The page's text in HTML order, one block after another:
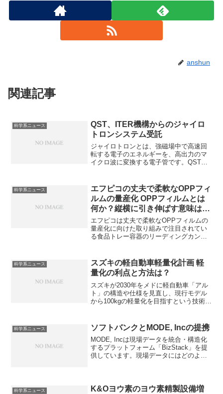
anshun
関連記事
科学系ニュース
QST、ITER機構からのジャイロ
トロンシステム受託
ジャイロトロンとは、強磁場中で高速回
転する電子のエネルギーを、高出力のマ
イクロ波に変換する電子管です。QSTの
科学系ニュース
エフピコの丈夫で柔軟なOPPフィ
ルムの量産化 OPPフィルムとは
何か？縦横に引き伸ばす意味は何
か？
エフピコは丈夫で柔軟なOPPフィルムの
量産化に向けた取り組みで注目されてい
る食品トレー容器のリーディングカンパ
できます。
科学系ニュース
スズキの軽自動車軽量化計画 軽
量化の利点と方法は？
スズキが2030年をメドに軽自動車「アル
ト」の構造や仕様を見直し、現行モデル
から100kgの軽量化を目指すという技術戦
す。
科学系ニュース ソフトバンクとMODE, Incの提携
MODE, Incは現場データを統合・構造化
するプラットフォーム「BizStack」を提
供しています。現場データにはどのよう
科学系ニュース
K&Oヨウ素のヨウ素精製設備増